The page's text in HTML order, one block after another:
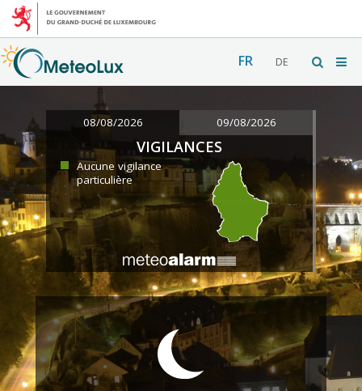
FR DE
08/08/2026 09/08/2026
VIGILANCES
Aucune vigilance
particulière